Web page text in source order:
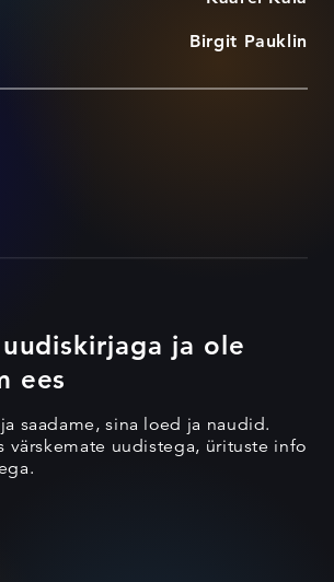
Birgit Pauklin
ja ole
ees
saadame, sina loed ja naudid.
värskemate uudistega, ürituste info